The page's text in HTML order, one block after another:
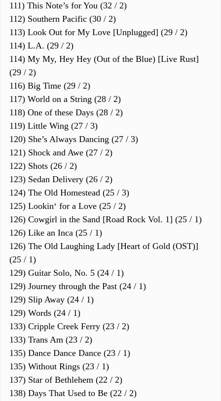
111) This Note’s for You (32 / 2)
112) Southern Pacific (30 / 2)
113) Look Out for My Love [Unplugged] (29 / 2)
114) L.A. (29 / 2)
114) My My, Hey Hey (Out of the Blue) [Live Rust]
(29 / 2)
116) Big Time (29 / 2)
117) World on a String (28 / 2)
118) One of these Days (28 / 2)
119) Little Wing (27 / 3)
120) She’s Always Dancing (27 / 3)
121) Shock and Awe (27 / 2)
122) Shots (26 / 2)
123) Sedan Delivery (26 / 2)
124) The Old Homestead (25 / 3)
125) Lookin‘ for a Love (25 / 2)
126) Cowgirl in the Sand [Road Rock Vol. 1] (25 / 1)
126) Like an Inca (25 / 1)
126) The Old Laughing Lady [Heart of Gold (OST)]
(25 / 1)
129) Guitar Solo, No. 5 (24 / 1)
129) Journey through the Past (24 / 1)
129) Slip Away (24 / 1)
129) Words (24 / 1)
133) Cripple Creek Ferry (23 / 2)
133) Trans Am (23 / 2)
135) Dance Dance Dance (23 / 1)
135) Without Rings (23 / 1)
137) Star of Bethlehem (22 / 2)
138) Days That Used to Be (22 / 2)